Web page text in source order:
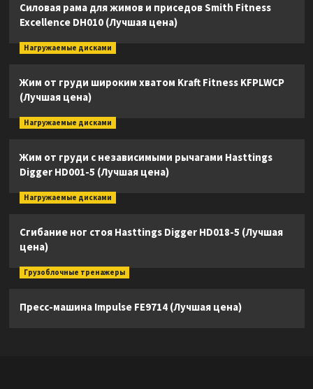
Силовая рама для жимов и приседов Smith Fitness
Excellence DH010 (Лучшая цена)
Нагружаемые дисками
Жим от груди широким хватом Kraft Fitness KFPLWCP
(Лучшая цена)
Нагружаемые дисками
Жим от груди с независимыми рычагами Hasttings
Digger HD001-5 (Лучшая цена)
Нагружаемые дисками
Сгибание ног стоя Hasttings Digger HD018-5 (Лучшая
цена)
Грузоблочные тренажеры
Пресс-машина Impulse FE9714 (Лучшая цена)